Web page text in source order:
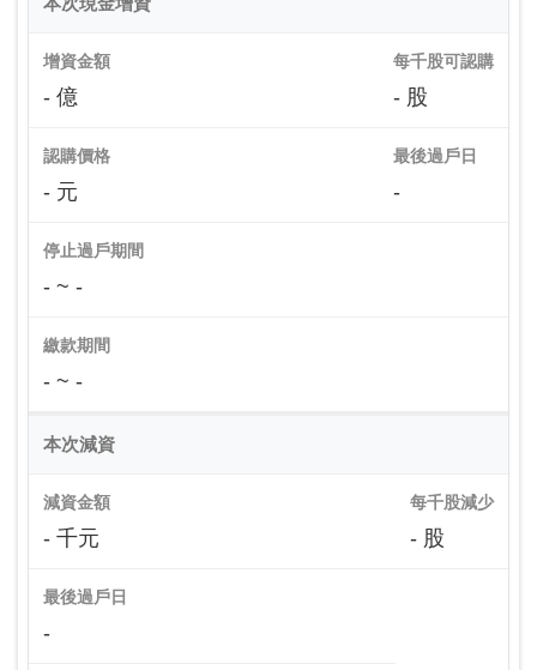
增資金額
- 億
每千股可認購
- 股
認購價格
- 元
最後過戶日
-
停止過戶期間
- ~ -
繳款期間
- ~ -
本次減資
減資金額
- 千元
每千股減少
- 股
最後過戶日
-